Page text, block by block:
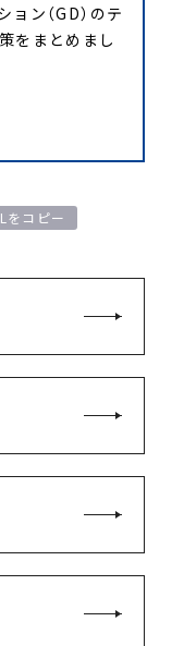
ン（GD）のテ
をまとめまし
をコピー